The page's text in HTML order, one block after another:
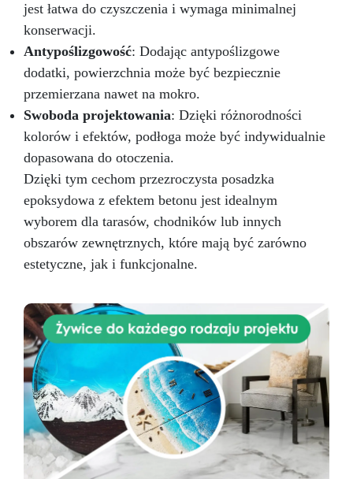
jest łatwa do czyszczenia i wymaga minimalnej
konserwacji.
Antypoślizgowość: Dodając antypoślizgowe
dodatki, powierzchnia może być bezpiecznie
przemierzana nawet na mokro.
Swoboda projektowania: Dzięki różnorodności
kolorów i efektów, podłoga może być indywidualnie
dopasowana do otoczenia.
Dzięki tym cechom przezroczysta posadzka
epoksydowa z efektem betonu jest idealnym
wyborem dla tarasów, chodników lub innych
obszarów zewnętrznych, które mają być zarówno
estetyczne, jak i funkcjonalne.